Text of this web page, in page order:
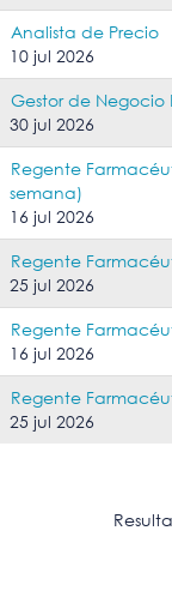
Analista de Precio
10 jul 2026
Gestor de Negocio
30 jul 2026
Regente
semana)
16 jul 2026
Regente
25 jul 2026
Regente
16 jul 2026
Regente
25 jul 2026